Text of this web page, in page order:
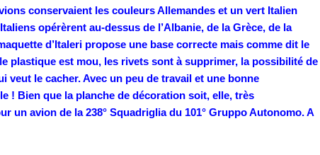
conservaient les couleurs Allemandes et un vert Italien
opérèrent au-dessus de l’Albanie, de la Grèce, de la
d’Italeri propose une base correcte mais comme dit le
plastique est mou, les rivets sont à supprimer, la possibilité de
veut le cacher. Avec un peu de travail et une bonne
! Bien que la planche de décoration soit, elle, très
un avion de la 238° Squadriglia du 101° Gruppo Autonomo. A